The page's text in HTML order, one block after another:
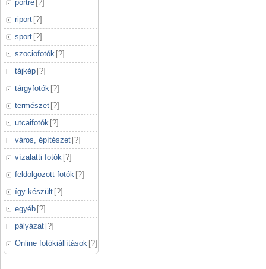
portré [?]
riport [?]
sport [?]
szociofotók [?]
tájkép [?]
tárgyfotók [?]
természet [?]
utcaifotók [?]
város, építészet [?]
vízalatti fotók [?]
feldolgozott fotók [?]
így készült [?]
egyéb [?]
pályázat [?]
Online fotókiállítások [?]